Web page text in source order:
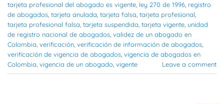
tarjeta profesional del abogado es vigente ley 270 de 1996 registro
de abogados tarjeta anulada tarjeta falsa tarjeta profesional
tarjeta profesional falsa tarjeta suspendida tarjeta vigente unidad
de registro nacional de abogados validez de un abogado en
Colombia verificación verificación de información de abogados
verificación de vigencia de abogados vigencia de abogados en
Colombia vigencia de un abogado vigente Leave a comment